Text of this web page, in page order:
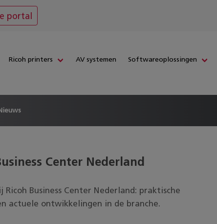
portal
Ricoh printers AV systemen Softwareoplossingen
Center Nederland
Ricoh Business Center Nederland: praktische
actuele ontwikkelingen in de branche.